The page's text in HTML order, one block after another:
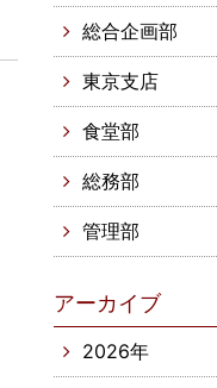
総合企画部
東京支店
食堂部
総務部
管理部
アーカイブ
2026年